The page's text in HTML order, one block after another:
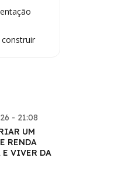
- 21:08
UM
RENDA
E VIVER DA